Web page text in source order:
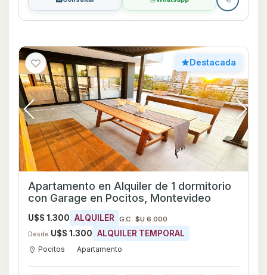
Destacada
Apartamento en Alquiler de 1 dormitorio
con Garage en Pocitos, Montevideo
U$S 1.300 ALQUILER
G.C. $U 6.000
Desde U$S 1.300 ALQUILER TEMPORAL
Pocitos Apartamento